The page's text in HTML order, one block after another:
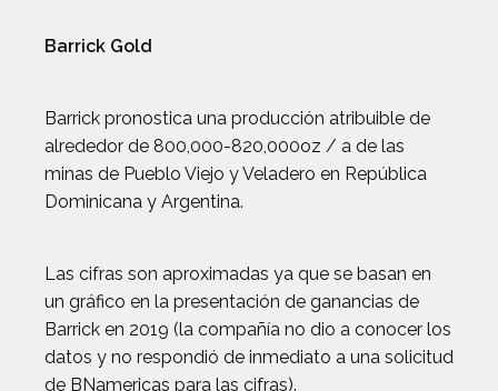
Barrick Gold
Barrick pronostica una producción atribuible de
alrededor de 800,000-820,000oz / a de las
minas de Pueblo Viejo y Veladero en República
Dominicana y Argentina.
Las cifras son aproximadas ya que se basan en
un gráfico en la presentación de ganancias de
Barrick en 2019 (la compañía no dio a conocer los
datos y no respondió de inmediato a una solicitud
de BNamericas para las cifras).